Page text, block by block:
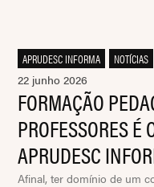
APRUDESC INFORMA
NOTÍCIAS
22 junho 2026
FORMAÇÃO
PROFESSORES É
APRUDESC
Afinal, ter domínio de um